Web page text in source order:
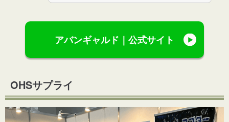
アバンギャルド｜公式サイト
OHSサプライ